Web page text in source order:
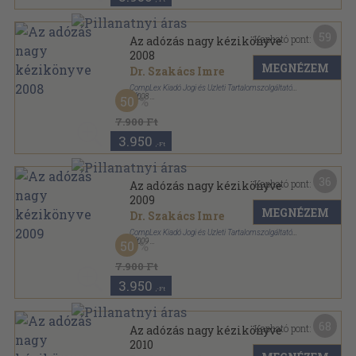
Az adózás nagy kézikönyve
2008
Dr. Szakács Imre
CompLex Kiadó Jogi és Üzleti Tartalomszolgáltató
Kft.
, 2008
Fűzött keménykötés
Az adózás nagy kézikönyve sorozat
7.900 Ft
50
3.950 ,-Ft
Kapható pont:
MEGNÉZEM
Az adózás nagy kézikönyve
2009
Dr. Szakács Imre
CompLex Kiadó Jogi és Üzleti Tartalomszolgáltató
Kft.
, 2009
Fűzött keménykötés
Az adózás nagy kézikönyve sorozat
7.900 Ft
50
3.950 ,-Ft
Kapható pont:
MEGNÉZEM
Az adózás nagy kézikönyve
2010
Kapható pont: